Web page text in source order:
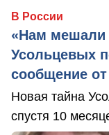
В России
«Нам мешали
Усольцевых
сообщение
Новая тайна
спустя 10